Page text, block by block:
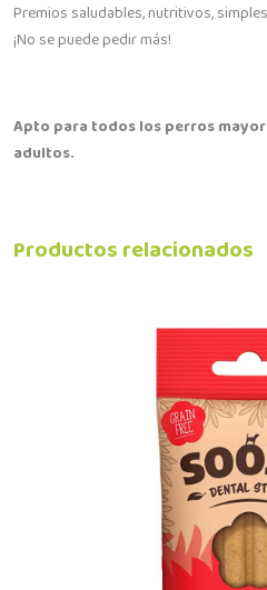
Premios saludables, nutritivos,
¡No se puede pedir más!
Apto para todos los perros
adultos.
Productos relacionados